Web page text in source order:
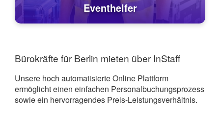
Eventhelfer
Bürokräfte für Berlin mieten über InStaff
Unsere hoch automatisierte Online Plattform
ermöglicht einen einfachen Personalbuchungsprozess
sowie ein hervorragendes Preis-Leistungsverhältnis.